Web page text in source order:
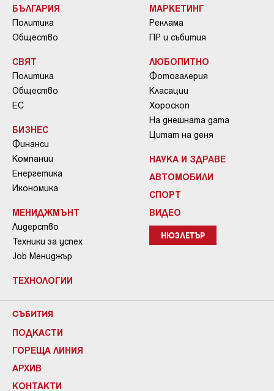
БЪЛГАРИЯ
Политика
Общество
СВЯТ
Политика
Общество
ЕС
БИЗНЕС
Финанси
Компании
Енергетика
Икономика
МЕНИДЖМЪНТ
Лидерство
Техники за успех
Job Мениджър
ТЕХНОЛОГИИ
МАРКЕТИНГ
Реклама
ПР и събития
ЛЮБОПИТНО
Фотогалерия
Класации
Хороскоп
На днешната дата
Цитат на деня
НАУКА И ЗДРАВЕ
АВТОМОБИЛИ
СПОРТ
ВИДЕО
НЮЗЛЕТЪР
СЪБИТИЯ
ПОДКАСТИ
ГОРЕЩА ЛИНИЯ
АРХИВ
КОНТАКТИ